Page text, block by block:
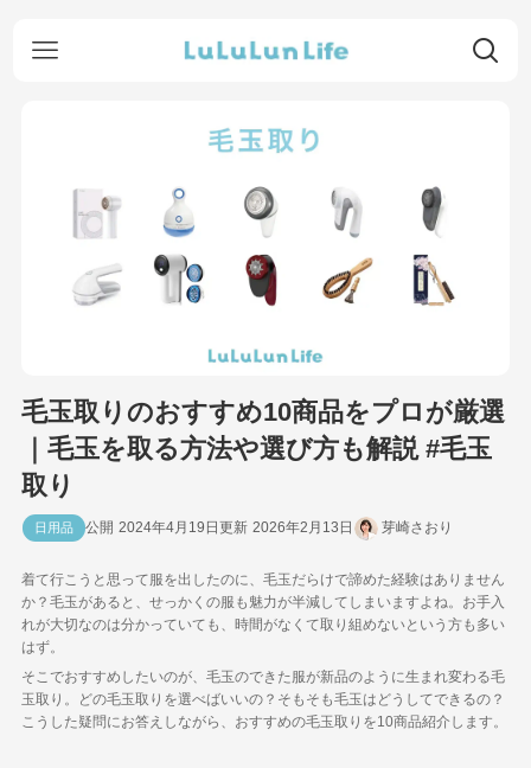
毛玉取りのおすすめ10商品をプロが厳選
｜毛玉を取る方法や選び方も解説 #毛玉
取り
日用品 2024年4月19日 2026年2月13日 芽崎さおり
着て行こうと思って服を出したのに、毛玉だらけで諦めた経験はありません
か？毛玉があると、せっかくの服も魅力が半減してしまいますよね。お手入
れが大切なのは分かっていても、時間がなくて取り組めないという方も多い
はず。
そこでおすすめしたいのが、毛玉のできた服が新品のように生まれ変わる毛
玉取り。どの毛玉取りを選べばいいの？そもそも毛玉はどうしてできるの？
こうした疑問にお答えしながら、おすすめの毛玉取りを10商品紹介します。